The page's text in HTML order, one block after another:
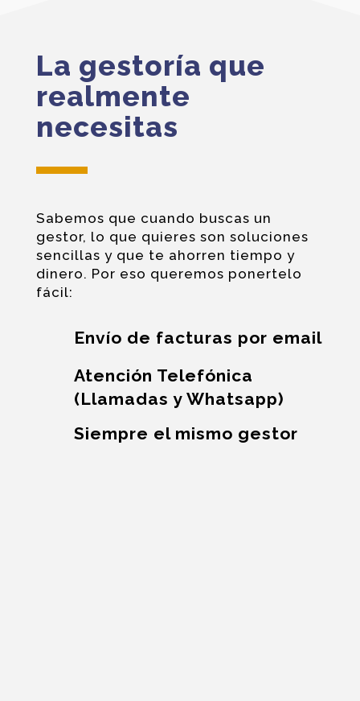
La gestoría que
realmente
necesitas
Sabemos que cuando buscas un
gestor, lo que quieres son soluciones
sencillas y que te ahorren tiempo y
dinero. Por eso queremos ponertelo
fácil:
Envío de facturas por email
Atención Telefónica
(Llamadas y Whatsapp)
Siempre el mismo gestor